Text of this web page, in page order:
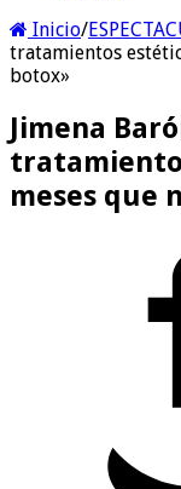
Inicio/
tratamientos
botox»
Jimena
meses que